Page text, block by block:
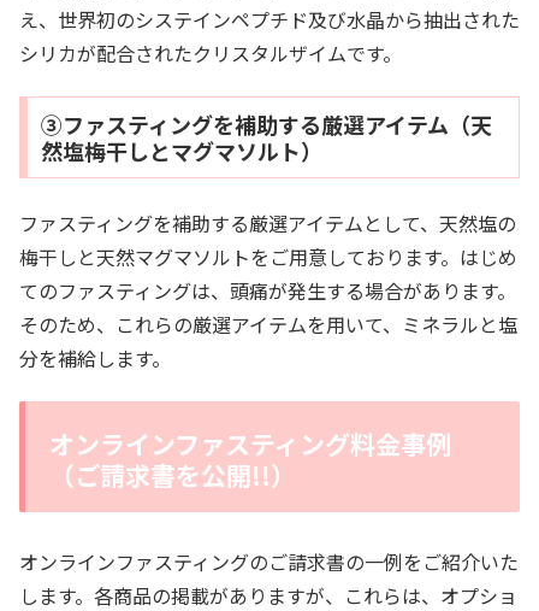
え、世界初のシステインペプチド及び水晶から抽出された
シリカが配合されたクリスタルザイムです。
③ファスティングを補助する厳選アイテム（天
然塩梅干しとマグマソルト）
ファスティングを補助する厳選アイテムとして、天然塩の
梅干しと天然マグマソルトをご用意しております。はじめ
てのファスティングは、頭痛が発生する場合があります。
そのため、これらの厳選アイテムを用いて、ミネラルと塩
分を補給します。
オンラインファスティング料金事例
（ご請求書を公開!!）
オンラインファスティングのご請求書の一例をご紹介いた
します。各商品の掲載がありますが、これらは、オプショ